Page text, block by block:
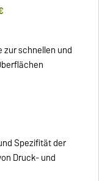
schnellen und
Spezifität der
Druck- und